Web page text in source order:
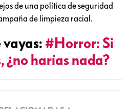
de una política de seguridad
de limpieza racial.
vayas: #Horror: Si
¿no harías nada?